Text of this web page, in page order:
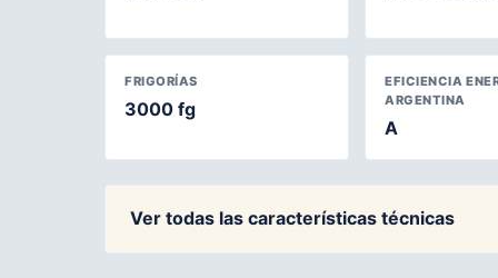
FRIGORÍAS
3000 fg
EFICIENCIA
ARGENTINA
A
Ver todas las características técnicas